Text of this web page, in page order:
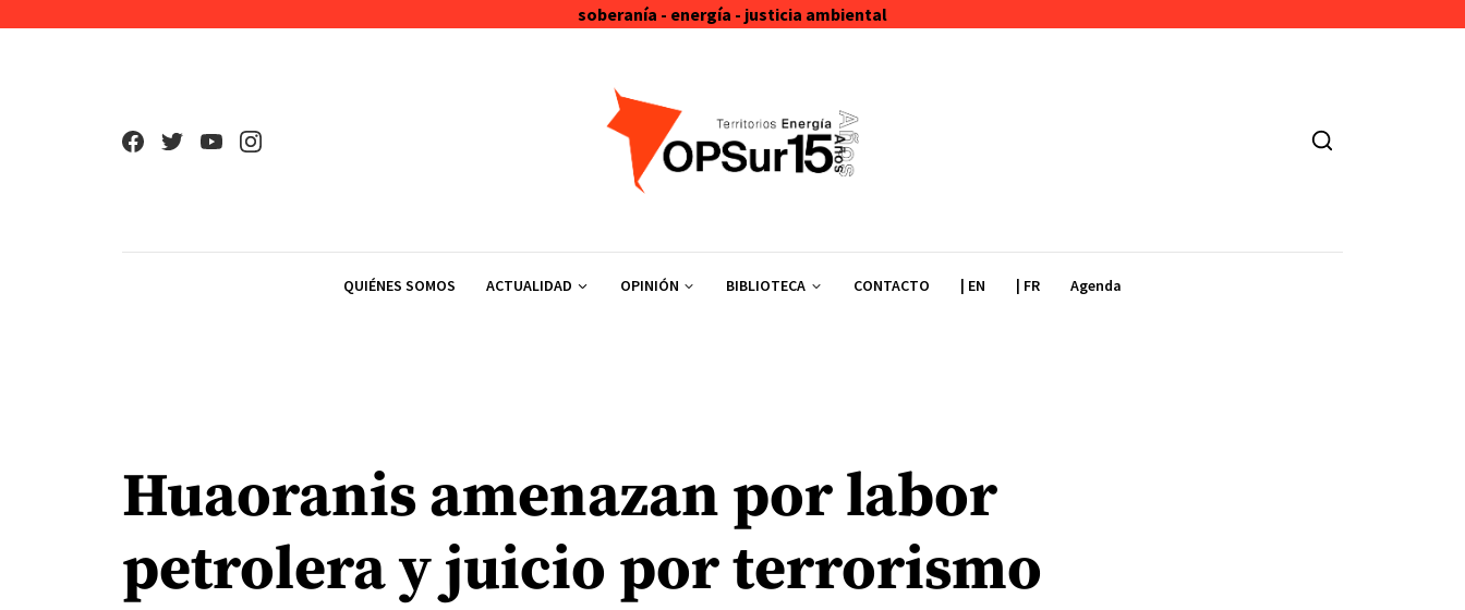
soberanía - energía - justicia ambiental
QUIÉNES SOMOS ACTUALIDAD OPINIÓN BIBLIOTECA CONTACTO | EN | FR Agenda
Huaoranis amenazan por labor
petrolera y juicio por terrorismo